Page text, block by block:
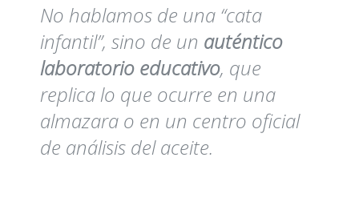
No hablamos de una “cata
infantil”, sino de un auténtico
laboratorio educativo, que
replica lo que ocurre en una
almazara o en un centro oficial
de análisis del aceite.